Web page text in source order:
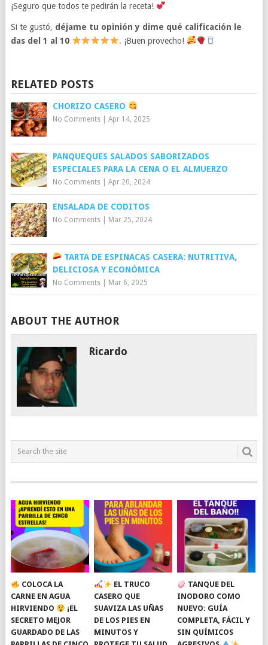
¡Seguro que todos te pedirán la receta!
Si te gustó, déjame tu opinión y dime qué calificación le
das del 1 al 10
. ¡Buen provecho!
RELATED POSTS
CHORIZO CASERO
No Comments| Apr 14, 2025
PANQUEQUES SALADOS SABORIZADOS
ESPECIALES PARA LA CENA O EL ALMUERZO
No Comments| Apr 20, 2024
ENSALADA DE CODITOS
No Comments| Mar 25, 2024
TARTA DE ESPINACAS CASERA: NUTRITIVA,
DELICIOSA Y ECONÓMICA
No Comments| Mar 6, 2025
ABOUT THE AUTHOR
Ricardo
COLOCA LA
CARNE EN AGUA
HIRVIENDO
¡EL
SECRETO MEJOR
GUARDADO DE LAS
EL TRUCO
CASERO QUE
SUAVIZA LAS UÑAS
DE LOS PIES EN
MINUTOS Y
TANQUE DEL
INODORO COMO
NUEVO: GUÍA
COMPLETA, FÁCIL Y
SIN QUÍMICOS